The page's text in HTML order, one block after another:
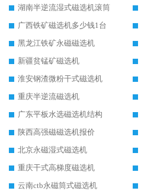
湖南半逆流湿式磁选机滚筒
广西铁矿磁选机多少钱1台
黑龙江铁矿永磁磁选机
新疆贫锰矿磁选机
淮安钢渣微粉干式磁选机
重庆半逆流磁选机
广东平板水选磁选机结构
陕西高强磁磁选机报价
北京永磁湿式磁选机
重庆干式高梯度磁选机
云南ctb永磁筒式磁选机